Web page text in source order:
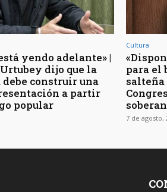
yendo adelante» |
dijo que la
construir una
a partir
popular
Cultura
para el
7 de agosto,